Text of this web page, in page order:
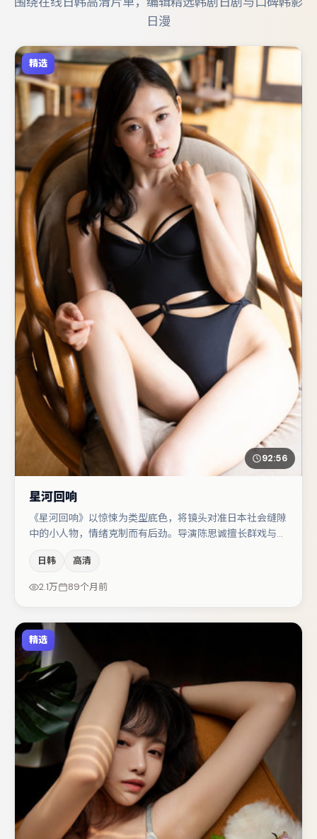
日漫
精选
92:56
星河回响
《星河回响》以惊悚为类型底色，将镜头对准日本社会缝隙
中的小人物，情绪克制而有后劲。导演陈思诚擅长群戏与空
梁朝伟的对手戏构成全片情感锚点，裴斗娜则以细节塑造推
动谜题层层揭开。节奏紧凑、反转有度，值得列入片单。
日韩 高清
2.1万 89个月前
精选